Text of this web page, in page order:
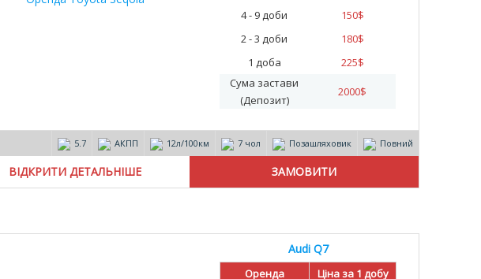
4 - 9 доби
150$
2 - 3 доби
180$
1 доба
225$
Сума застави
(Депозит)
2000$
5.7 АКПП 12л/100км 7 чол Позашляховик Повний
ВІДКРИТИ ДЕТАЛЬНІШЕ
Audi Q7
Оренда
Ціна за 1 добу